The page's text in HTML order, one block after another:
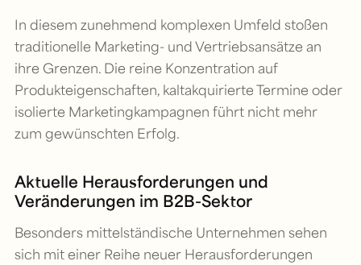
In diesem zunehmend komplexen Umfeld stoßen
traditionelle Marketing- und Vertriebsansätze an
ihre Grenzen. Die reine Konzentration auf
Produkteigenschaften, kaltakquirierte Termine oder
isolierte Marketingkampagnen führt nicht mehr
zum gewünschten Erfolg.
Aktuelle Herausforderungen und
Veränderungen im B2B-Sektor
Besonders mittelständische Unternehmen sehen
sich mit einer Reihe neuer Herausforderungen